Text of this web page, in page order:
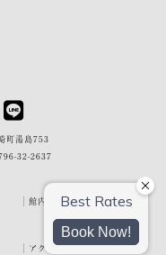
町湯島753
32-2637
館内・施設
アクセス